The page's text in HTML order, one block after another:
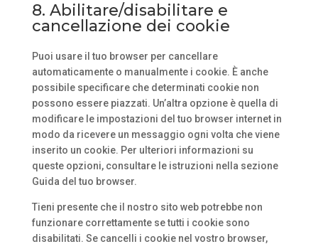
8. Abilitare/disabilitare e
cancellazione dei cookie
Puoi usare il tuo browser per cancellare
automaticamente o manualmente i cookie. È anche
possibile specificare che determinati cookie non
possono essere piazzati. Un’altra opzione è quella di
modificare le impostazioni del tuo browser internet in
modo da ricevere un messaggio ogni volta che viene
inserito un cookie. Per ulteriori informazioni su
queste opzioni, consultare le istruzioni nella sezione
Guida del tuo browser.
Tieni presente che il nostro sito web potrebbe non
funzionare correttamente se tutti i cookie sono
disabilitati. Se cancelli i cookie nel vostro browser,